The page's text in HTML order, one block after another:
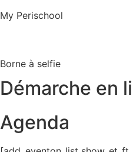
My Perischool
Borne à selfie
Démarche en
Agenda